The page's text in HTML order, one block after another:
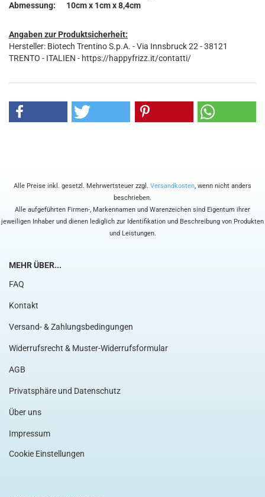
Abmessung: 10cm x 1cm x 8,4cm
Angaben zur Produktsicherheit:
Hersteller: Biotech Trentino S.p.A. - Via Innsbruck 22 - 38121
TRENTO - ITALIEN - https://happyfrizz.it/contatti/
Alle Preise inkl. gesetzl. Mehrwertsteuer zzgl. Versandkosten, wenn nicht anders
beschrieben.
Alle aufgeführten Firmen-, Markennamen und Warenzeichen sind Eigentum ihrer
jeweiligen Inhaber und dienen lediglich zur Identifikation und Beschreibung von Produkten
und Leistungen.
MEHR ÜBER...
FAQ
Kontakt
Versand- & Zahlungsbedingungen
Widerrufsrecht & Muster-Widerrufsformular
AGB
Privatsphäre und Datenschutz
Über uns
Impressum
Cookie Einstellungen